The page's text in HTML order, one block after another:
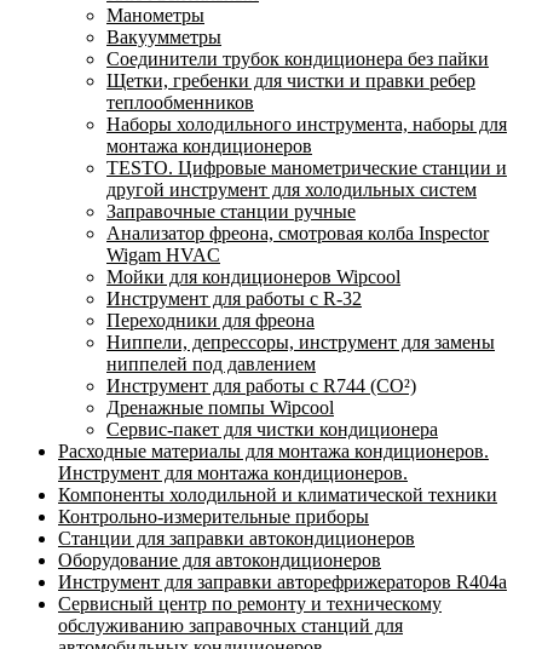
Манометры
Вакуумметры
Соединители трубок кондиционера без пайки
Щетки, гребенки для чистки и правки ребер
теплообменников
Наборы холодильного инструмента, наборы для
монтажа кондиционеров
TESTO. Цифровые манометрические станции и
другой инструмент для холодильных систем
Заправочные станции ручные
Анализатор фреона, смотровая колба Inspector
Wigam HVAC
Мойки для кондиционеров Wipcool
Инструмент для работы с R-32
Переходники для фреона
Ниппели, депрессоры, инструмент для замены
ниппелей под давлением
Инструмент для работы с R744 (CO²)
Дренажные помпы Wipcool
Сервис-пакет для чистки кондиционера
Расходные материалы для монтажа кондиционеров.
Инструмент для монтажа кондиционеров.
Компоненты холодильной и климатической техники
Контрольно-измерительные приборы
Станции для заправки автокондиционеров
Оборудование для автокондиционеров
Инструмент для заправки авторефрижераторов R404a
Сервисный центр по ремонту и техническому
обслуживанию заправочных станций для